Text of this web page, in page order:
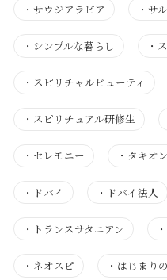
・ サウジアラビア ・ サ
・ シンプルな暮らし ・
・ スピリチャルビューティ
・ スピリチュアル研修生
・ セレモニー ・ タキオン
・ ドバイ ・ ドバイ法人
・ トランスサタニアン ・
・ ネオスピ ・ はじまり